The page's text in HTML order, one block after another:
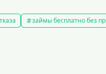
займы бесплатно без